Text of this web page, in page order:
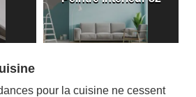
pour la cuisine ne cessent